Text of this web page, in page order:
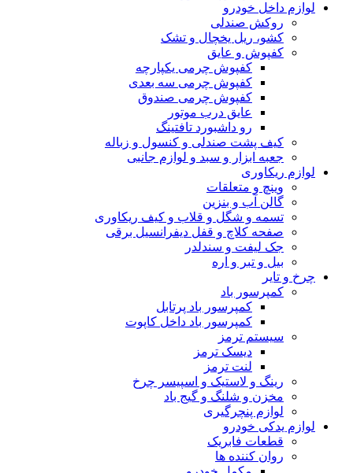
لوازم داخل خودرو
روکش صندلی
کشو، ریل یخچال و تشک
کفپوش و عایق
کفپوش چرمی یکپارچه
کفپوش چرمی سه بعدی
کفپوش چرمی صندوق
عایق درب موتور
رو داشبورد تافتینگ
کیف پشت صندلی و کنسول و زباله
جعبه ابزار و سبد و لوازم جانبی
لوازم ریکاوری
وینچ و متعلقات
گالن آب و بنزین
تسمه و شگل و قلاب و کیف ریکاوری
صفحه کلاچ و قفل دیفرانسیل برقی
جک لیفت و سندلدر
بیل و تبر و اره
چرخ و تایر
کمپرسور باد
کمپرسور باد پرتابل
کمپرسور باد داخل کاپوت
سیستم ترمز
دیسک ترمز
لنت ترمز
رینگ و لاستیک و اسپیسر چرخ
مخزن و شلنگ و گیج باد
لوازم پنچرگیری
لوازم یدکی خودرو
قطعات فابریک
روان کننده ها